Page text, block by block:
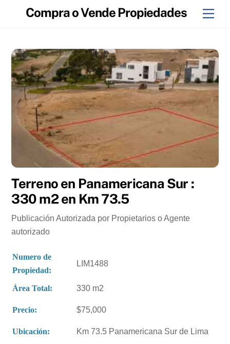
Compra o Vende Propiedades
Terreno en Panamericana Sur :
330 m2 en Km 73.5
Publicación Autorizada por Propietarios o Agente
autorizado
Numero de
Propiedad:
LIM1488
Área Total: 330 m2
Precio: $75,000
Ubicación: Km 73.5 Panamericana Sur de Lima